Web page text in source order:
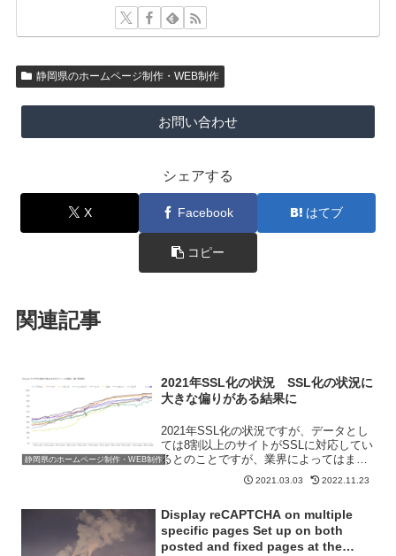
静岡県のホームページ制作・WEB制作
お問い合わせ
シェアする
X Facebook はてブ
コピー
関連記事
静岡県のホームページ制作・WEB制作
2021年SSL化の状況 SSL化の状況に
大きな偏りがある結果に
2021年SSL化の状況ですが、データとし
ては8割以上のサイトがSSLに対応してい
るとのことですが、業界によってはまだ
対応の遅れが目立つように感じます。サ
イトからの情報を守るため、SEOの観点
ます。
2021.03.03 2022.11.23
Display reCAPTCHA on multiple
specific pages Set up on both
posted and fixed pages at the